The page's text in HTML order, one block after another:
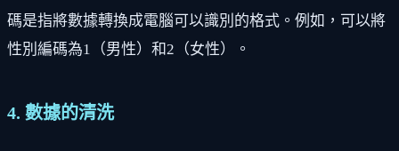
碼是指將數據轉換成電腦可以識別的格式。例如，可以將
性別編碼為1（男性）和2（女性）。
4. 數據的清洗